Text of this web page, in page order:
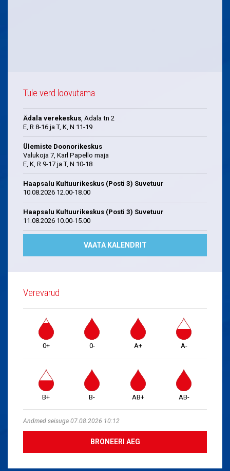
Tule verd loovutama
Ädala verekeskus, Ädala tn 2
E, R 8-16 ja T, K, N 11-19
Ülemiste Doonorikeskus
Valukoja 7, Karl Papello maja
E, K, R 9-17 ja T, N 10-18
Haapsalu Kultuurikeskus (Posti 3) Suvetuur
10.08.2026 12.00-18.00
Haapsalu Kultuurikeskus (Posti 3) Suvetuur
11.08.2026 10.00-15.00
VAATA KALENDRIT
Verevarud
0+ 0- A+ A-
B+ B- AB+ AB-
Andmed seisuga 07.08.2026 10:12
BRONEERI AEG